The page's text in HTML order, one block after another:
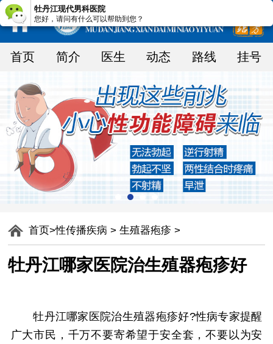
首页 简介 医生 动态 路线 挂号
首页>性传播疾病 >生殖器疱疹 >
牡丹江哪家医院治生殖器疱疹好
牡丹江哪家医院治生殖器疱疹好?性病专家提醒
广大市民，千万不要寄希望于安全套，不要以为安
牡丹江现代男科医院
您好，请问有什么可以帮助到您？